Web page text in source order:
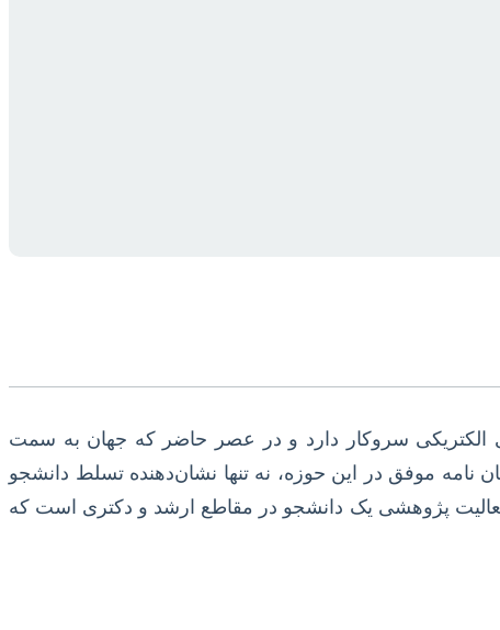
الکتریکی سروکار دارد و در عصر حاضر که جهان به سمت
موفق در این حوزه، نه تنها نشان‌دهنده تسلط دانشجو
فعالیت پژوهشی یک دانشجو در مقاطع ارشد و دکتری است که